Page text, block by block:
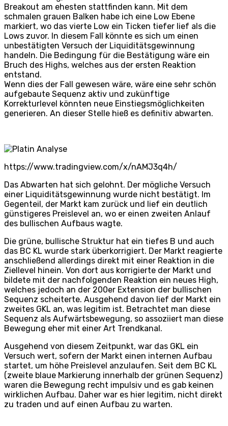
Breakout am ehesten stattfinden kann. Mit dem
schmalen grauen Balken habe ich eine Low Ebene
markiert, wo das vierte Low ein Ticken tiefer lief als die
Lows zuvor. In diesem Fall könnte es sich um einen
unbestätigten Versuch der Liquiditätsgewinnung
handeln. Die Bedingung für die Bestätigung wäre ein
Bruch des Highs, welches aus der ersten Reaktion
entstand.
Wenn dies der Fall gewesen wäre, wäre eine sehr schön
aufgebaute Sequenz aktiv und zukünftige
Korrekturlevel könnten neue Einstiegsmöglichkeiten
generieren. An dieser Stelle hieß es definitiv abwarten.
https://www.tradingview.com/x/nAMJ3q4h/
Das Abwarten hat sich gelohnt. Der mögliche Versuch
einer Liquiditätsgewinnung wurde nicht bestätigt. Im
Gegenteil, der Markt kam zurück und lief ein deutlich
günstigeres Preislevel an, wo er einen zweiten Anlauf
des bullischen Aufbaus wagte.
Die grüne, bullische Struktur hat ein tiefes B und auch
das BC KL wurde stark überkorrigiert. Der Markt reagierte
anschließend allerdings direkt mit einer Reaktion in die
Ziellevel hinein. Von dort aus korrigierte der Markt und
bildete mit der nachfolgenden Reaktion ein neues High,
welches jedoch an der 200er Extension der bullischen
Sequenz scheiterte. Ausgehend davon lief der Markt ein
zweites GKL an, was legitim ist. Betrachtet man diese
Sequenz als Aufwärtsbewegung, so assoziiert man diese
Bewegung eher mit einer Art Trendkanal.
Ausgehend von diesem Zeitpunkt, war das GKL ein
Versuch wert, sofern der Markt einen internen Aufbau
startet, um höhe Preislevel anzulaufen. Seit dem BC KL
(zweite blaue Markierung innerhalb der grünen Sequenz)
waren die Bewegung recht impulsiv und es gab keinen
wirklichen Aufbau. Daher war es hier legitim, nicht direkt
zu traden und auf einen Aufbau zu warten.